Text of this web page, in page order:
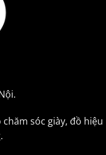
chăm sóc giày, đồ hiệu